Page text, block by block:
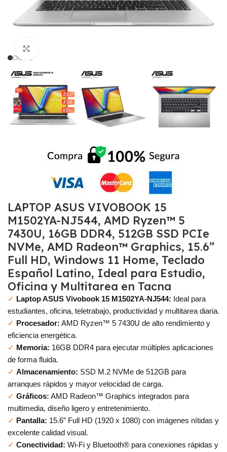
LAPTOP ASUS VIVOBOOK 15
M1502YA-NJ544, AMD Ryzen™ 5
7430U, 16GB DDR4, 512GB SSD PCIe
NVMe, AMD Radeon™ Graphics, 15.6”
Full HD, Windows 11 Home, Teclado
Español Latino, Ideal para Estudio,
Oficina y Multitarea en Tacna
✓ Laptop ASUS Vivobook 15 M1502YA-NJ544: Ideal para
estudiantes, oficina, teletrabajo, productividad y multitarea diaria.
✓ Procesador: AMD Ryzen™ 5 7430U de alto rendimiento y
eficiencia energética.
✓ Memoria: 16GB DDR4 para ejecutar múltiples aplicaciones
de forma fluida.
✓ Almacenamiento: SSD M.2 NVMe de 512GB para
arranques rápidos y mayor velocidad de carga.
✓ Gráficos: AMD Radeon™ Graphics integrados para
multimedia, diseño ligero y entretenimiento.
✓ Pantalla: 15.6” Full HD (1920 x 1080) con imágenes nítidas y
excelente calidad visual.
✓ Conectividad: Wi-Fi y Bluetooth® para conexiones rápidas y